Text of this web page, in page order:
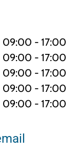
09:00 - 17:00
09:00 - 17:00
09:00 - 17:00
09:00 - 17:00
09:00 - 17:00